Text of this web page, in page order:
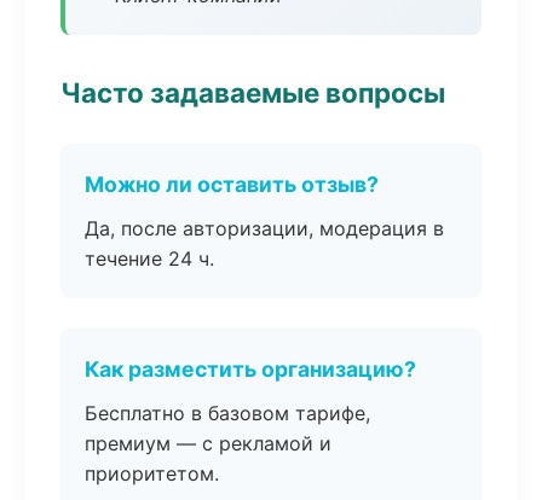
Часто задаваемые вопросы
Можно ли оставить отзыв?
Да, после авторизации, модерация в
течение 24 ч.
Как разместить организацию?
Бесплатно в базовом тарифе,
премиум — с рекламой и
приоритетом.